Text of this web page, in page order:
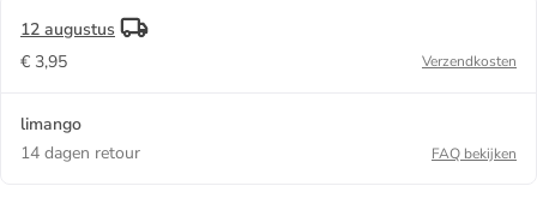
12 augustus
€ 3,95
Verzendkosten
limango
14 dagen retour
FAQ bekijken